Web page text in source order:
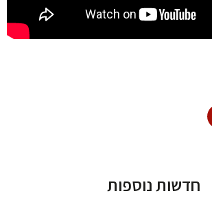
חדשות נוספות